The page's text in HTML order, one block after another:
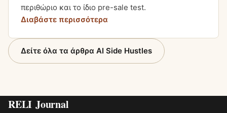
περιθώριο και το ίδιο pre-sale test.
Διαβάστε περισσότερα
Δείτε όλα τα άρθρα AI Side Hustles
RELI Journal